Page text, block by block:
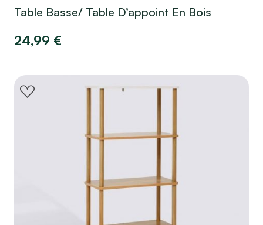
Table Basse/ Table D’appoint En Bois
24,99 €